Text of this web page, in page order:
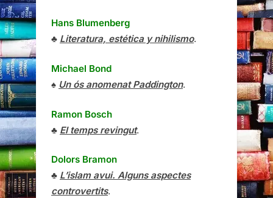
Hans Blumenberg
♣ Literatura, estética y nihilismo.
Michael Bond
♠ Un ós anomenat Paddington.
Ramon Bosch
♣ El temps revingut.
Dolors Bramon
♣ L’islam avui. Alguns aspectes
controvertits.